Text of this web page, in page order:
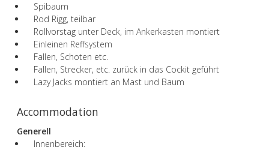
Spibaum
Rod Rigg, teilbar
Rollvorstag unter Deck, im Ankerkasten montiert
Einleinen Reffsystem
Fallen, Schoten etc.
Fallen, Strecker, etc. zurück in das Cockit geführt
Lazy Jacks montiert an Mast und Baum
Accommodation
Generell
Innenbereich: